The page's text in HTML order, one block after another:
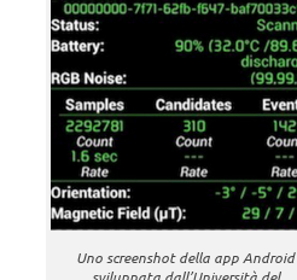
Uno screenshot della app Android
sviluppata dall’Università del